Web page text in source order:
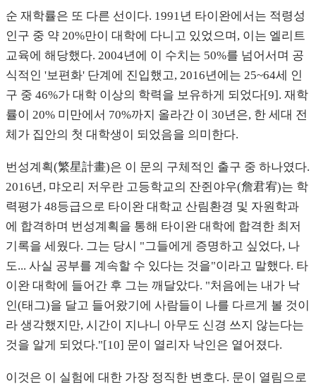
순 재학률은 또 다른 선이다. 1991년 타이완에서는 적령성
인구 중 약 20%만이 대학에 다니고 있었으며, 이는 엘리트
교육에 해당했다. 2004년에 이 수치는 50%를 넘어서며 공
식적인 '보편화' 단계에 진입했고, 2016년에는 25~64세 인
구 중 46%가 대학 이상의 학력을 보유하게 되었다[9]. 재학
률이 20% 미만에서 70%까지 올라간 이 30년은, 한 세대 전
체가 집안의 첫 대학생이 되었음을 의미한다.
번성계획(繁星計畫)은 이 문의 구체적인 출구 중 하나였다.
2016년, 먀오리 저우란 고등학교의 잔쥔야우(詹君宥)는 학
력평가 48등급으로 타이완 대학교 산림환경 및 자원학과
에 합격하며 번성계획을 통해 타이완 대학에 합격한 최저
기록을 세웠다. 그는 당시 "그들에게 증명하고 싶었다, 나
도... 사실 공부를 계속할 수 있다는 것을"이라고 말했다. 타
이완 대학에 들어간 후 그는 깨달았다. "처음에는 내가 낙
인(태그)을 달고 들어왔기에 사람들이 나를 다르게 볼 것이
라 생각했지만, 시간이 지나니 아무도 신경 쓰지 않는다는
것을 알게 되었다."[10] 문이 열리자 낙인은 옅어졌다.
이것은 이 실험에 대한 가장 정직한 변호다. 문이 열림으로